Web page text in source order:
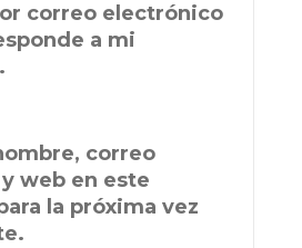
correo electrónico
a mi
correo
web en este
la próxima vez